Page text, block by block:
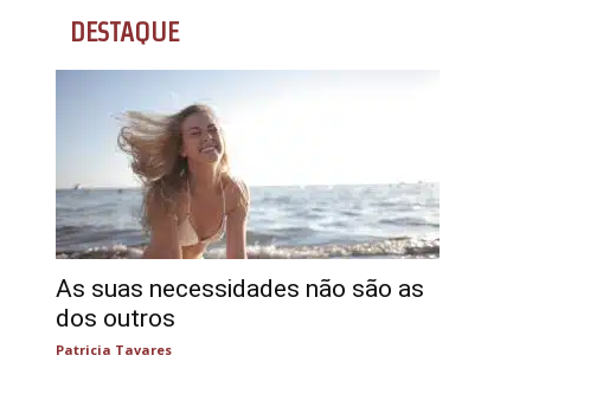
DESTAQUE
As suas necessidades não são as
dos outros
Patricia Tavares